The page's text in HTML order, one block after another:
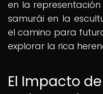
en la
samurái en la
el camino para
explorar la rica
El Impacto